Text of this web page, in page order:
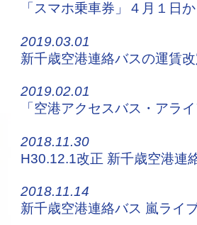
2019.03.01
新千歳空港連絡バスの運賃
2019.02.01
2018.11.30
2018.11.14